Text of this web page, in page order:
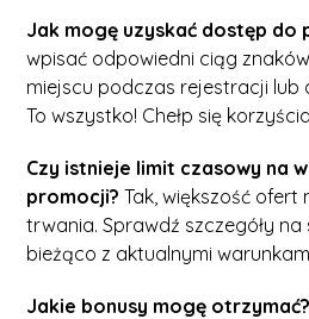
Jak mogę uzyskać dostęp do
wpisać odpowiedni ciąg
miejscu podczas rejestracji lub
To wszystko! Chełp się
Czy istnieje limit czasowy na
promocji? Tak, większość ofert
trwania. Sprawdź szczegóły
bieżąco z aktualnymi
Jakie bonusy mogę otrzymać?